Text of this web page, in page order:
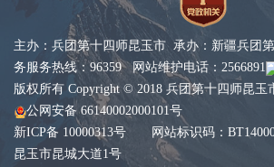
主办：兵团第十四师昆玉市 承办：新疆兵团
务服务热线：96359 网站维护电话：2566891
版权所有 Copyright © 2018 兵团第十四师昆玉
公网安备 66140002000101号
新ICP备 10000313号 网站标识码：
昆玉市昆城大道1号